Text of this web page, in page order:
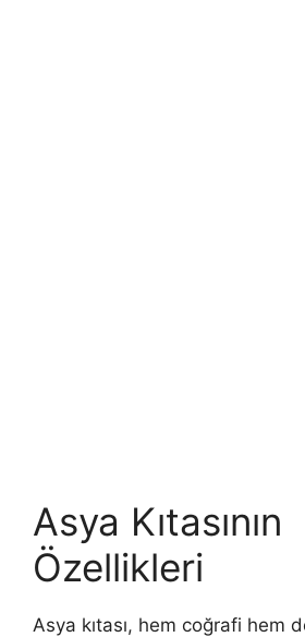
Asya Kıtasının
Özellikleri
Asya kıtası, hem coğrafi hem